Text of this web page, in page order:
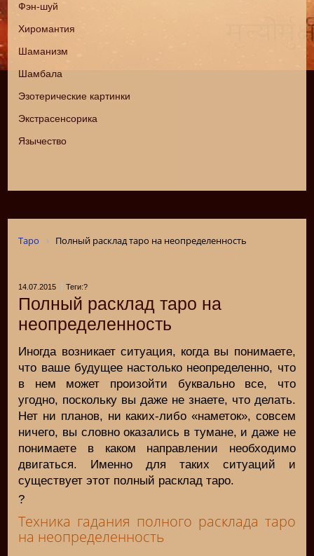
Фэн-шуй
Хиромантия
Шаманизм
Шамбала
Эзотерические картинки
Экстрасенсорика
Язычество
Таро Полный расклад таро на неопределенность
14.07.2015 Теги:?
Полный расклад таро на
неопределенность
Иногда возникает ситуация, когда вы понимаете,
что ваше будущее настолько неопределенно, что
в нем может произойти буквально все, что
угодно, поскольку вы даже не знаете, что делать.
Нет ни планов, ни каких-либо «наметок», совсем
ничего, вы словно оказались в тумане, и даже не
понимаете в каком направлении необходимо
двигаться. Именно для таких ситуаций и
существует этот полный расклад таро.
?
Техника гадания полного расклада таро
на неопределенность